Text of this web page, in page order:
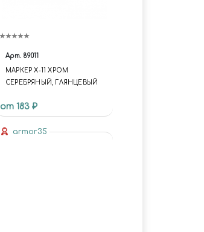
Арт. 89011
МАРКЕР X-11 ХРОМ
СЕРЕБРЯНЫЙ, ГЛЯНЦЕВЫЙ
от 183 ₽
armor35